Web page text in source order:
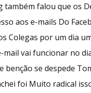
também falou que os
aos e-mails Do
Colegas por um dia
mail vai funcionar no
benção se despede
foi Muito radical